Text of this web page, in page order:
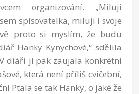
organizování. „Miluji
spisovatelka, miluji i svoje
proto si myslím, že budu
Hanky Kynychové,“ sdělila
diáři jí pak zaujala konkrétní
která není příliš cvičební,
Ptala se tak Hanky, o jaké že